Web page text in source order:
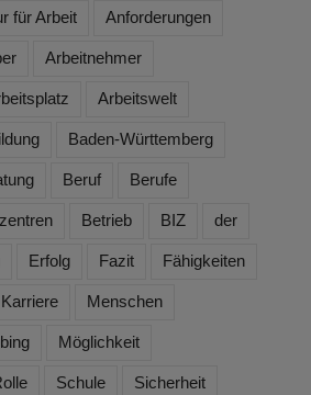
für Arbeit Anforderungen
Arbeitnehmer
Arbeitswelt
Baden-Württemberg
Beruf Berufe
Betrieb BIZ der
Erfolg Fazit Fähigkeiten
Karriere Menschen
Möglichkeit
Schule Sicherheit